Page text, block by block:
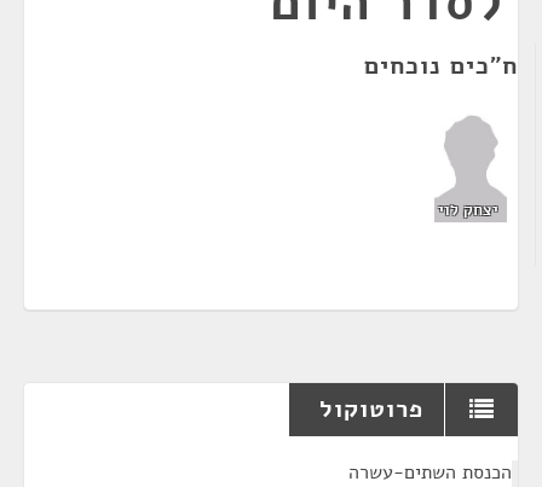
ח"כים נוכחים
יצחק לוי
פרוטוקול
הכנסת השתים-עשרה